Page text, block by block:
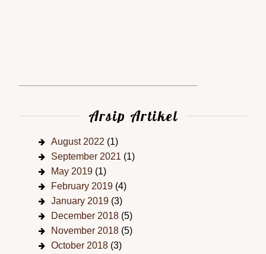
Arsip Artikel
August 2022 (1)
September 2021 (1)
May 2019 (1)
February 2019 (4)
January 2019 (3)
December 2018 (5)
November 2018 (5)
October 2018 (3)